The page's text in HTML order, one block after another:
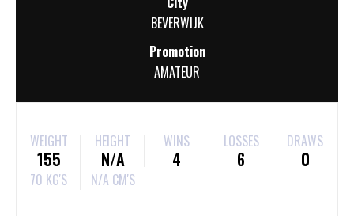
BEVERWIJK
Promotion
AMATEUR
WEIGHT
155
70 KG'S
HEIGHT
N/A
N/A CM'S
WINS
4
LOSSES
6
DRAWS
0